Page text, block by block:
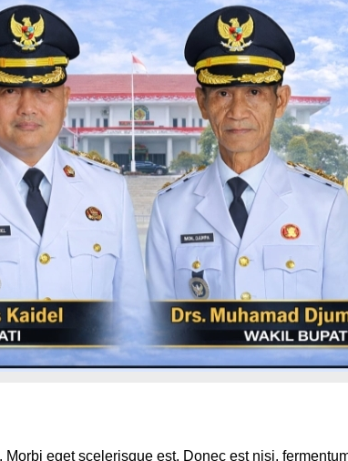
eget scelerisque est. Donec est nisi,